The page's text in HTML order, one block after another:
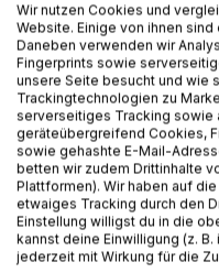
BESCHREIBUNG
Nach Beendigung seiner
Miguel Nantes
eröffnen. Was ganz nett
als Katastrophe, die
steht es schlecht und zu
Miguels bester Freund
Wir nutzen Cookies und
Website. Einige von ihnen
Daneben verwenden wir
Fingerprints sowie
unsere Seite besucht und wie
Trackingtechnologien zu
serverseitiges Tracking sowie
geräteübergreifend Cookies,
sowie gehashte E-Mail-
betten wir zudem Drittinhalte
Plattformen). Wir haben auf
etwaiges Tracking durch den
Einstellung willigst du in die
kannst deine Einwilligung (z.
jederzeit mit Wirkung für die